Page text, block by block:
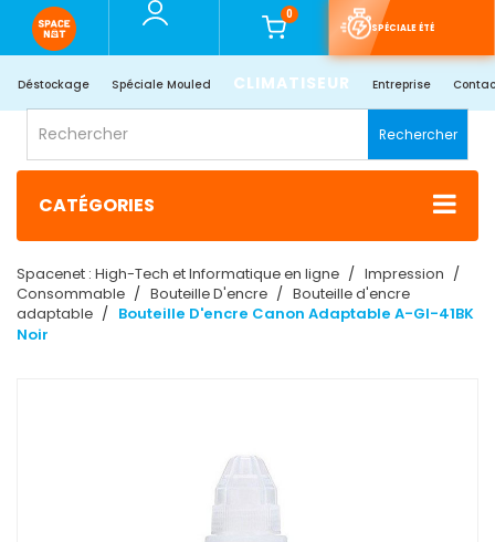
0
SPÉCIALE ÉTÉ
Déstockage Spéciale Mouled CLIMATISEUR Entreprise
Rechercher
CATÉGORIES
Spacenet : High-Tech et Informatique en ligne
Impression
Consommable
Bouteille D'encre
Bouteille d'encre
adaptable
Bouteille D'encre Canon Adaptable A-GI-41BK
Noir